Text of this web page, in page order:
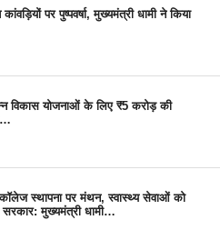
कांवड़ियों पर पुष्पवर्षा, मुख्यमंत्री धामी ने किया
विकास योजनाओं के लिए ₹5 करोड़ की
स्थापना पर मंथन, स्वास्थ्य सेवाओं को
मुख्यमंत्री धामी…